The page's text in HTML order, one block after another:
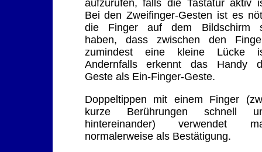
aufzurufen, falls die Tastatur aktiv
Bei den Zweifinger-Gesten ist es
die Finger auf dem Bildschirm
haben, dass zwischen den
zumindest eine kleine Lücke
Andernfalls erkennt das Handy
Geste als Ein-Finger-Geste.
Doppeltippen mit einem Finger
kurze Berührungen schnell
hintereinander) verwendet
normalerweise als Bestätigung.